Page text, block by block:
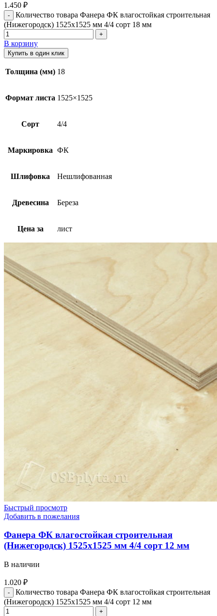
1.450 ₽
Количество товара Фанера ФК влагостойкая строительная
(Нижегородск) 1525х1525 мм 4/4 сорт 18 мм
В корзину
Купить в один клик
Толщина (мм) 18
Формат листа 1525×1525
Сорт 4/4
Маркировка ФК
Шлифовка Нешлифованная
Древесина Береза
Цена за лист
Быстрый просмотр
Добавить в пожелания
Фанера ФК влагостойкая строительная
(Нижегородск) 1525х1525 мм 4/4 сорт 12 мм
В наличии
1.020 ₽
Количество товара Фанера ФК влагостойкая строительная
(Нижегородск) 1525х1525 мм 4/4 сорт 12 мм